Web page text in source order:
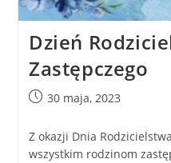
Dzień
Zastępczego
30 maja, 2023
Z okazji Dnia
wszystkim rodzinom